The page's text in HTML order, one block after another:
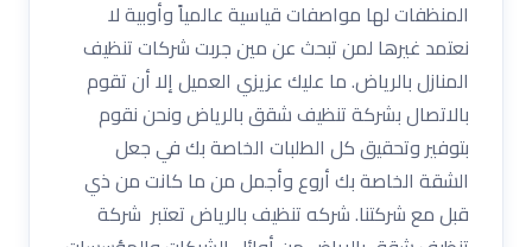
المنظفات لها مواصفات قياسية عالمياً وأوبية لا
نعتمد غيرها لمن تبحث عن مين جربت شركات تنظيف
المنازل بالرياض. ما عليك عزيزي العميل إلا أن تقوم
بالاتصال بشركة تنظيف شقق بالرياض ونحن نقوم
بتوفير وتحقيق كل الطلبات الخاصة بك في جعل
الشقة الخاصة بك أروع وأجمل من ما كانت من ذي
قبل مع شركتنا. شركه تنظيف بالرياض تعتبر شركة